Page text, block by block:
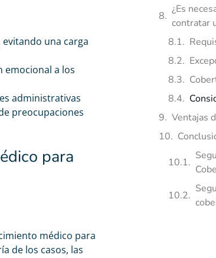
una carga
emocional a los
administrativas
preocupaciones
para
médico para
de los casos, las
¿Es
contratar
Ventajas